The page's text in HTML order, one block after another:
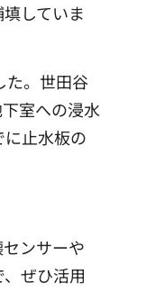
していま
た。世田谷
室への浸水
に止水板の
ンサーや
ぜひ活用